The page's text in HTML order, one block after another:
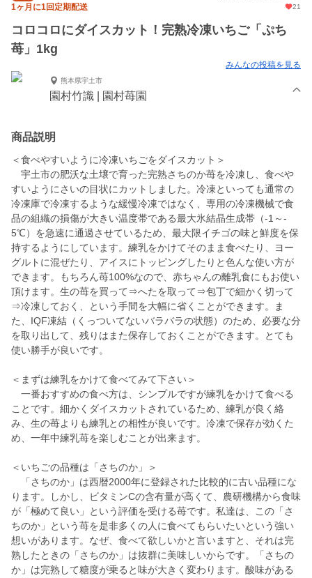
1ヶ月に1回定期配送 21
コロコロにダイスカット！完熟冷凍いちご「ぷち
苺」1kg
みんなの投稿を見る
熊本県宇土市
園村竹識 | 園村苺園
商品説明
＜食べやすいように冷凍いちごをダイスカット＞
宇土市の肥沃な土壌で育った完熟さちのか苺を冷凍し、食べや
すいようにさいの目状にカットしました。冷凍といっても通常の
冷凍庫で冷凍するような緩慢冷凍ではなく、専用の冷凍機械で食
品の組織の損傷が大きい温度帯である最大氷結晶生成帯（-1～-
5℃）を急速に通過させているため、最大限イチゴの味と鮮度を保
持するようにしています。練乳をかけてそのまま食べたり、ヨー
グルトに混ぜたり、アイスにトッピングしたりと色んな使い方が
できます。もちろん苺100%なので、赤ちゃんの離乳食にもお使い
頂けます。生の苺を買って⇒へたを取って⇒包丁で細かく切って
⇒冷凍しておく、という手間を大幅に省くことができます。ま
た、IQF凍結（くっついてないバラバラの状態）のため、必要な分
を取り出して、残りはまた保存しておくことができます。とても
使い勝手が良いです。
＜まずは練乳をかけて食べてみて下さい＞
一番おすすめの食べ方は、シンプルですが練乳をかけて食べる
ことです。細かくダイスカットされているため、練乳が良く絡
み、生の苺よりも練乳との相性が良いです。冷凍で保存が効くた
め、一年中練乳苺を楽しむことが出来ます。
＜いちごの品種は「さちのか」＞
「さちのか」は西暦2000年に登録された比較的に古い品種にな
ります。しかし、ビタミンCの含有量が高くて、農研機構から食味
が「極めて良い」という評価を受ける苺です。私達は、この「さ
ちのか」という苺を是非多くの人に食べてもらいたいという強い
想いがあります。なぜ、食べて欲しいかと言いますと、それは完
熟したときの「さちのか」は抜群に美味しいからです。「さちの
か」は完熟して糖度が乗ると味が大きく変わります。酸味がある